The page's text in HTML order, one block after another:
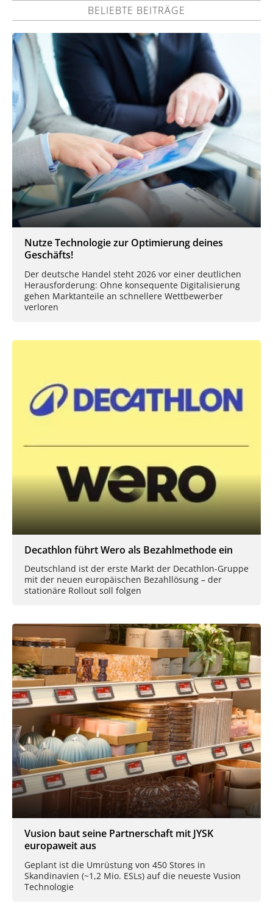
BELIEBTE BEITRÄGE
Nutze Technologie zur Optimierung deines
Geschäfts!
Der deutsche Handel steht 2026 vor einer deutlichen
Herausforderung: Ohne konsequente Digitalisierung
gehen Marktanteile an schnellere Wettbewerber
verloren
Decathlon führt Wero als Bezahlmethode ein
Deutschland ist der erste Markt der Decathlon-Gruppe
mit der neuen europäischen Bezahllösung – der
stationäre Rollout soll folgen
Vusion baut seine Partnerschaft mit JYSK
europaweit aus
Geplant ist die Umrüstung von 450 Stores in
Skandinavien (~1,2 Mio. ESLs) auf die neueste Vusion
Technologie